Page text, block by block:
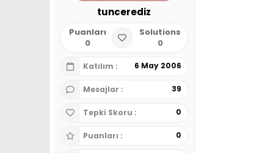
tuncerediz
Puanları
0
Solutions
0
Katılım 6 May 2006
Mesajlar 39
Tepki Skoru 0
Puanları 0